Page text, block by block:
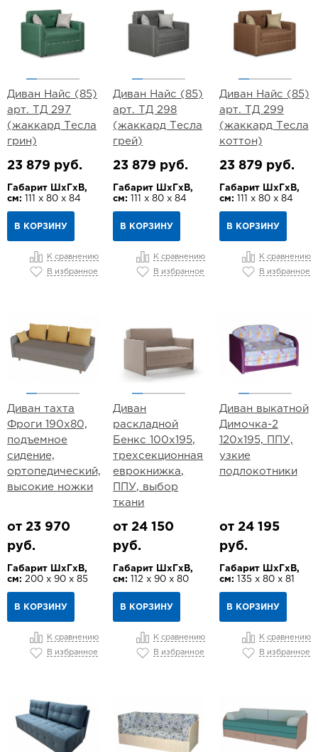
Диван Найс (85)
арт. ТД 297
(жаккард Тесла
грин)
23 879 руб.
Габарит ШхГхВ,
см: 111 х 80 х 84
В КОРЗИНУ
К сравнению
В избранное
Диван Найс (85)
арт. ТД 298
(жаккард Тесла
грей)
23 879 руб.
Габарит ШхГхВ,
см:
111 х 80 х 84
В КОРЗИНУ
К сравнению
В избранное
Диван Найс (85)
арт. ТД 299
(жаккард Тесла
коттон)
23 879 руб.
Габарит ШхГхВ,
см: 111 х 80 х 84
В КОРЗИНУ
К сравнению
В избранное
Диван тахта
Фроги 190х80,
подъемное
сидение,
ортопедический,
высокие ножки
от 23 970
руб.
Габарит ШхГхВ,
см: 200 х 90 х 85
В КОРЗИНУ
К сравнению
В избранное
Диван
раскладной
Бенкс 100х195,
трехсекционная
еврокнижка,
ППУ, выбор
ткани
от 24 150
руб.
Габарит ШхГхВ,
см:
112 х 90 х 80
В КОРЗИНУ
К сравнению
В избранное
Диван выкатной
Димочка-2
120х195, ППУ,
узкие
подлокотники
от 24 195
руб.
Габарит ШхГхВ,
см: 135 х 80 х 81
В КОРЗИНУ
К сравнению
В избранное